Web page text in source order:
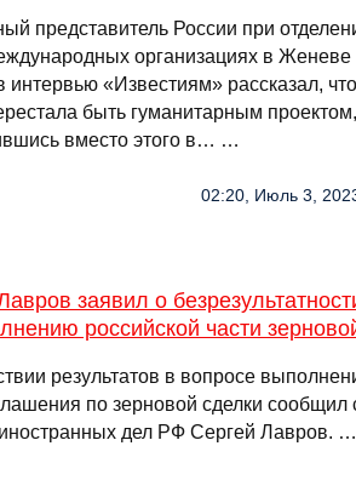
представитель России при
организациях в Женеве
интервью «Известиям» рассказал,
быть гуманитарным проектом,
вместо этого в… …
02:20, Июль 3,
заявил о
российской части
результатов в вопросе
по зерновой сделки сообщил
дел РФ Сергей Лавров. …